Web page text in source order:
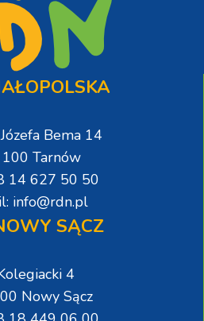
Bema 14
Tarnów
14 627 50 50
info@rdn.pl
SĄCZ
4
Nowy Sącz